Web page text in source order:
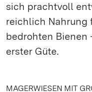
sich prachtvoll
reichlich Nahrung
bedrohten Bienen
erster Güte.
MAGERWIESEN MIT